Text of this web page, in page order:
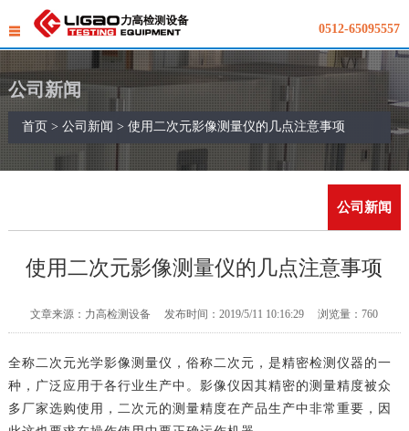
0512-65095557
公司新闻
首页 > 公司新闻 > 使用二次元影像测量仪的几点注意事项
公司新闻
使用二次元影像测量仪的几点注意事项
文章来源：力高检测设备 发布时间：2019/5/11 10:16:29 浏览量：760
全称二次元光学影像测量仪 ，俗称二次元，是精密检测仪器的一
种，广泛应用于各行业生产中。影像仪因其精密的测量精度被众
多厂家选购使用，二次元的测量精度在产品生产中非常重要，因